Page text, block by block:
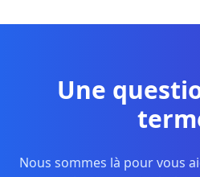
Une
Nous sommes là pour vous